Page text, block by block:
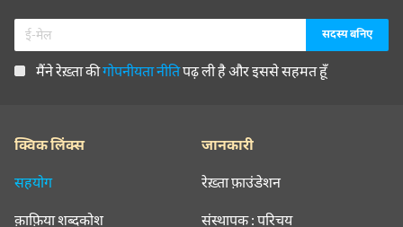
मैंने रेख़्ता कीगोपनीयता नीतिपढ़ ली है और इससे सहमत हूँ
क्विक लिंक्स
सहयोग
क़ाफ़िया शब्दकोश
जानकारी
रेख़्ता फ़ाउंडेशन
संस्थापक : परिचय